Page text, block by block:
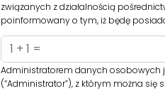
związanych z działalnością
poinformowany o tym, iż będę
Administratorem danych osobowych
(“Administrator”), z którym można